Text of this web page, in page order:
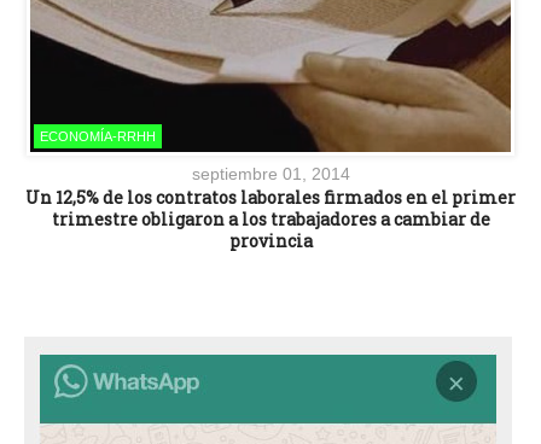
ECONOMÍA-RRHH
septiembre 01, 2014
Un 12,5% de los contratos laborales firmados en el primer
trimestre obligaron a los trabajadores a cambiar de
provincia